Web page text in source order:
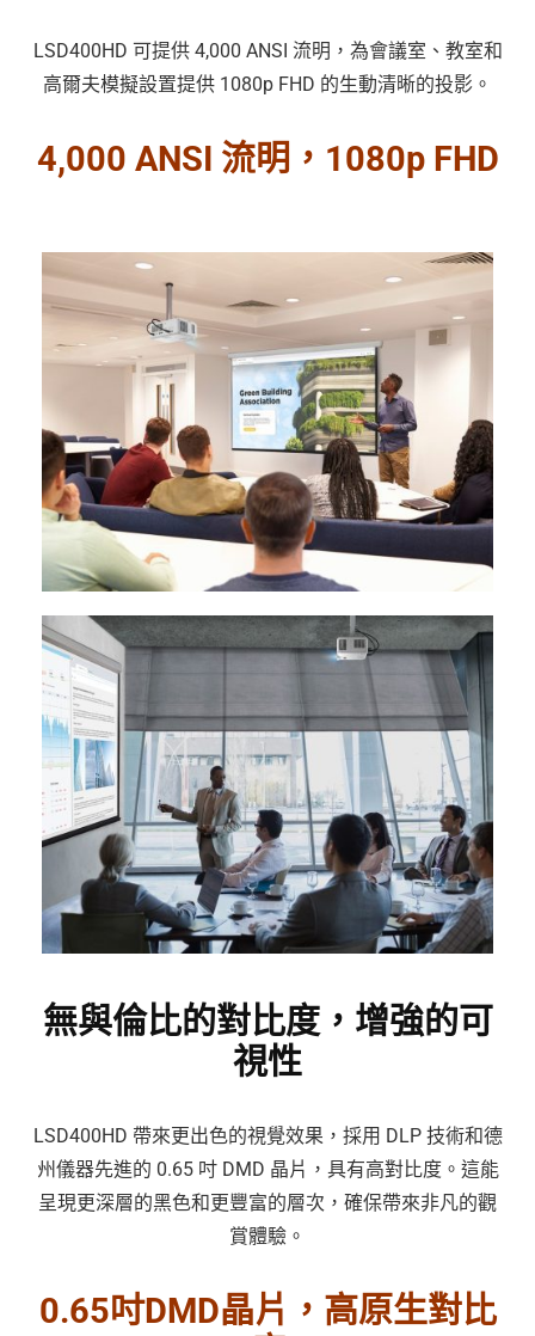
LSD400HD 可提供 4,000 ANSI 流明，為會議室、教室和
高爾夫模擬設置提供 1080p FHD 的生動清晰的投影。
4,000 ANSI 流明，1080p FHD
無與倫比的對比度，增強的可
視性
LSD400HD 帶來更出色的視覺效果，採用 DLP 技術和德
州儀器先進的 0.65 吋 DMD 晶片，具有高對比度。這能
呈現更深層的黑色和更豐富的層次，確保帶來非凡的觀
賞體驗。
0.65吋DMD晶片，高原生對比